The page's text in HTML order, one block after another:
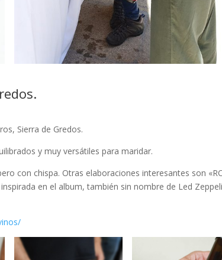
Sierra de Gredos.
y muy versátiles para maridar.
con chispa. Otras elaboraciones interesantes son
en el album, también sin nombre de Led